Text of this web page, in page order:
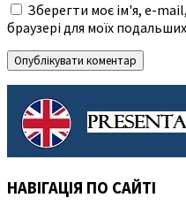
Зберегти моє ім'я, e-
браузері для моїх
НАВІГАЦІЯ ПО САЙТІ